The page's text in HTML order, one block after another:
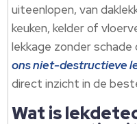
uiteenlopen, van
keuken, kelder of
lekkage zonder
ons niet-destructieve
direct inzicht in de
Wat is